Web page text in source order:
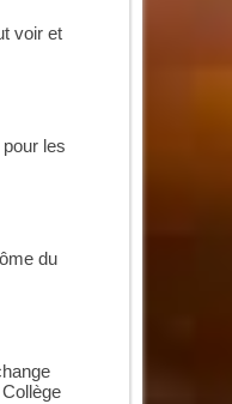
voir et
les
du